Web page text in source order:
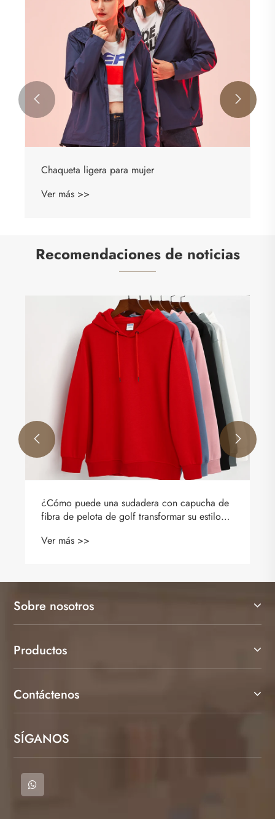
Chaqueta ligera para mujer
Ver más >>
 
Recomendaciones de noticias
¿Cómo puede una sudadera con capucha de
fibra de pelota de golf transformar su estilo
Ver más >>
 
Sobre nosotros
Productos
Contáctenos
SÍGANOS